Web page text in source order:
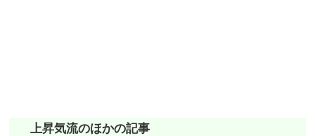
上昇気流のほかの記事